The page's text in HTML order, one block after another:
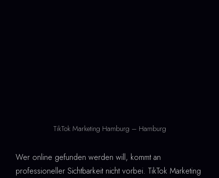
TikTok Marketing Hamburg – Hamburg
Wer online gefunden werden will, kommt an
professioneller Sichtbarkeit nicht vorbei. TikTok Marketing